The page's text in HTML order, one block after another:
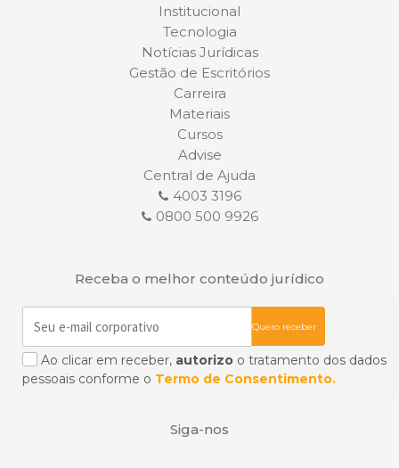
Institucional
Tecnologia
Notícias Jurídicas
Gestão de Escritórios
Carreira
Materiais
Cursos
Advise
Central de Ajuda
4003 3196
0800 500 9926
Receba o melhor conteúdo jurídico
Ao clicar em receber,autorizo o tratamento dos dados
pessoais conforme o Termo de Consentimento.
Siga-nos